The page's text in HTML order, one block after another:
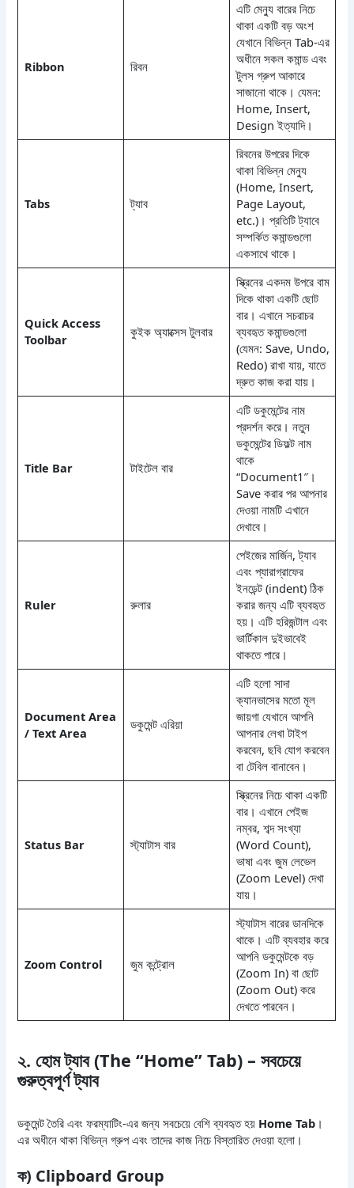
Ribbon রিবন
এটি মেন্যু বারের নিচে
থাকা একটি বড় অংশ
যেখানে বিভিন্ন Tab-এর
অধীনে সকল কমান্ড এবং
টুলস গ্রুপ আকারে
সাজানো থাকে। যেমন:
Home, Insert,
Design ইত্যাদি।
Tabs ট্যাব
রিবনের উপরের দিকে
থাকা বিভিন্ন মেন্যু
(Home, Insert,
Page Layout,
etc.)। প্রতিটি ট্যাবে
সম্পর্কিত কমান্ডগুলো
একসাথে থাকে।
Quick Access
Toolbar
কুইক অ্যাক্সেস টুলবার
স্ক্রিনের একদম উপরে বাম
দিকে থাকা একটি ছোট
বার। এখানে সচরাচর
ব্যবহৃত কমান্ডগুলো
(যেমন: Save, Undo,
Redo) রাখা যায়, যাতে
দ্রুত কাজ করা যায়।
Title Bar টাইটেল বার
এটি ডকুমেন্টের নাম
প্রদর্শন করে। নতুন
ডকুমেন্টের ডিফল্ট নাম
থাকে
“Document1″।
Save করার পর আপনার
দেওয়া নামটি এখানে
দেখাবে।
Ruler রুলার
পেইজের মার্জিন, ট্যাব
এবং প্যারাগ্রাফের
ইনডেন্ট (indent) ঠিক
করার জন্য এটি ব্যবহৃত
হয়। এটি হরিজন্টাল এবং
ভার্টিকাল দুইভাবেই
থাকতে পারে।
Document Area
/ Text Area
ডকুমেন্ট এরিয়া
এটি হলো সাদা
ক্যানভাসের মতো মূল
জায়গা যেখানে আপনি
আপনার লেখা টাইপ
করবেন, ছবি যোগ করবেন
বা টেবিল বানাবেন।
Status Bar স্ট্যাটাস বার
স্ক্রিনের নিচে থাকা একটি
বার। এখানে পেইজ
নম্বর, শব্দ সংখ্যা
(Word Count),
ভাষা এবং জুম লেভেল
(Zoom Level) দেখা
যায়।
Zoom Control জুম কন্ট্রোল
স্ট্যাটাস বারের ডানদিকে
থাকে। এটি ব্যবহার করে
আপনি ডকুমেন্টকে বড়
(Zoom In) বা ছোট
(Zoom Out) করে
দেখতে পারবেন।
২. হোম ট্যাব (The “Home” Tab) – সবচেয়ে
গুরুত্বপূর্ণ ট্যাব
ডকুমেন্ট তৈরি এবং ফরম্যাটিং-এর জন্য সবচেয়ে বেশি ব্যবহৃত হয় Home Tab ।
এর অধীনে থাকা বিভিন্ন গ্রুপ এবং তাদের কাজ নিচে বিস্তারিত দেওয়া হলো।
ক) Clipboard Group